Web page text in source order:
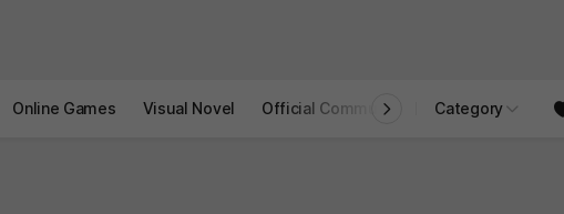
Online Games Visual Novel Official Community STOVE INDIE
Category